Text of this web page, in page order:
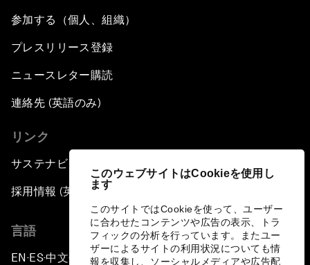
このウェブサイトはCookieを使用し
ます
このサイトではCookieを使って、ユーザー
に合わせたコンテンツや広告の表示、トラ
フィックの分析を行っています。またユー
ザーによるサイトの利用状況についても情
報を収集し、ソーシャルメディアや広告配
参加する（個人、組織）
プレスリリース登録
ニュースレター購読
連絡先 (英語のみ)
リンク
サステナビリティへの取り組み
採用情報 (英語のみ)
言語
EN ▪ ES▪中文▪ 日本語